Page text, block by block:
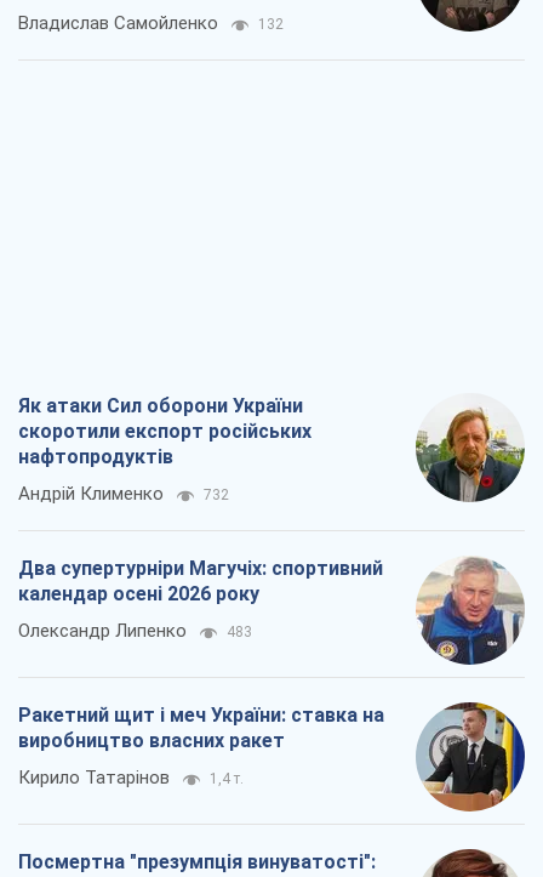
Владислав Самойленко 132
Як атаки Сил оборони України
скоротили експорт російських
нафтопродуктів
Андрій Клименко 732
Два супертурніри Магучіх: спортивний
календар осені 2026 року
Олександр Липенко 483
Ракетний щит і меч України: ставка на
виробництво власних ракет
Кирило Татарінов 1,4 т.
Посмертна "презумпція винуватості":